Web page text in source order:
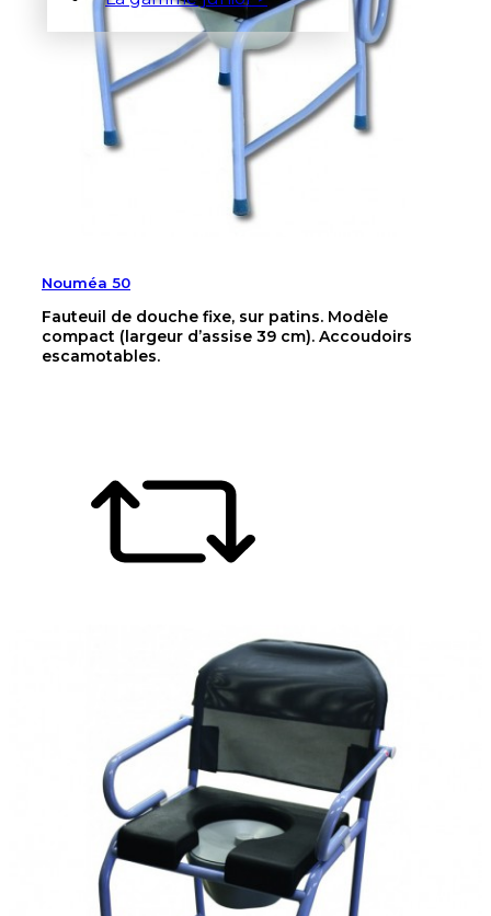
Nouméa 50
Fauteuil de douche fixe, sur patins. Modèle
compact (largeur d’assise 39 cm). Accoudoirs
escamotables.